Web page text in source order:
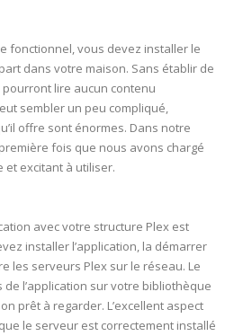
fonctionnel, vous devez installer le
dans votre maison. Sans établir de
lire aucun contenu
sembler un peu compliqué,
offre sont énormes. Dans notre
fois que nous avons chargé
et excitant à utiliser.
avec votre structure Plex est
installer l’application, la démarrer
les serveurs Plex sur le réseau. Le
l’application sur votre bibliothèque
prêt à regarder. L’excellent aspect
le serveur est correctement installé